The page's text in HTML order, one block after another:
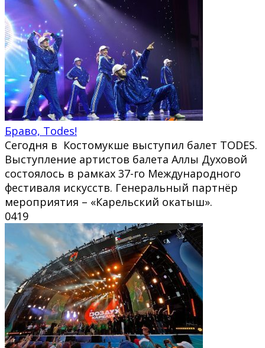
Браво, Todes!
Сегодня в Костомукше выступил балет TODES.
Выступление артистов балета Аллы Духовой
состоялось в рамках 37-го Международного
фестиваля искусств. Генеральный партнёр
мероприятия – «Карельский окатыш».
0419